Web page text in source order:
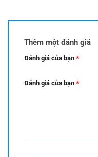
Thêm một đánh giá
Đánh giá của bạn *
Đánh giá của bạn *